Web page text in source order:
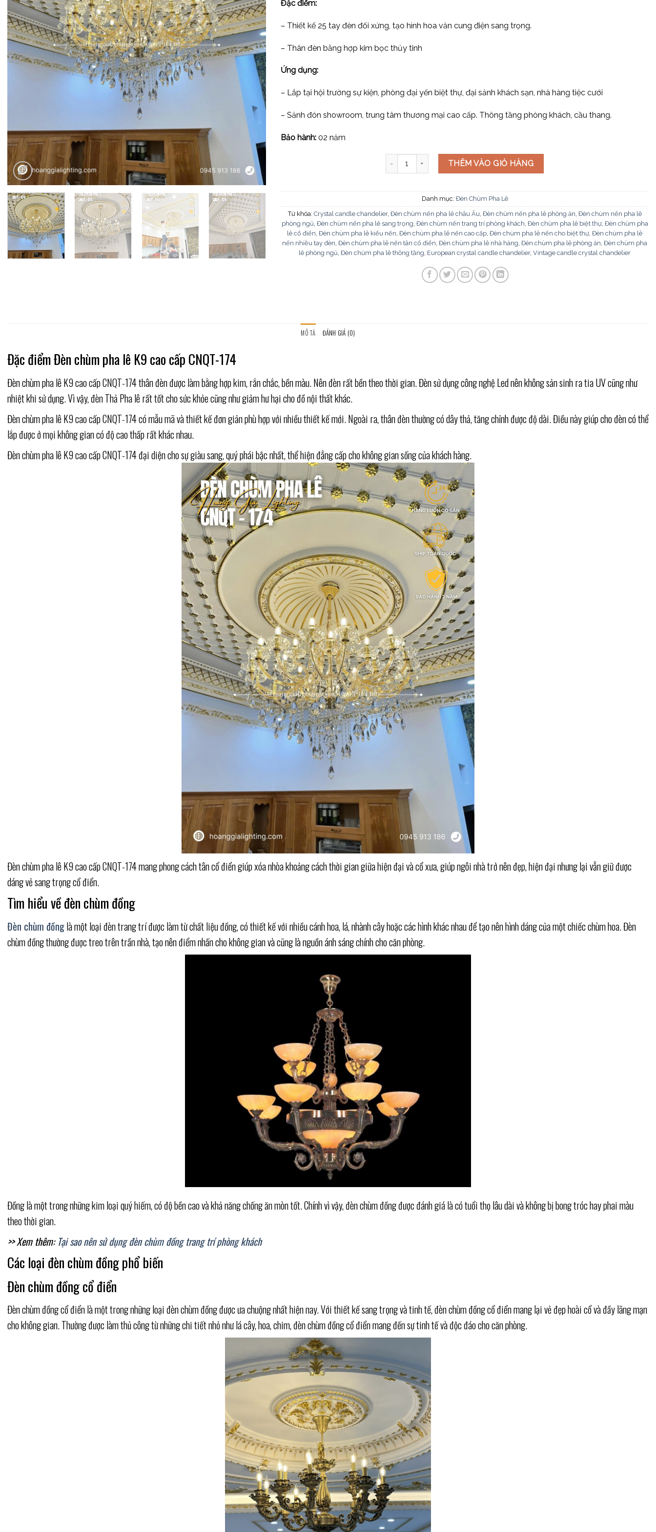
Đặc điểm:
– Thiết kế 25 tay đèn đối xứng, tạo hình hoa văn cung điện sang trọng.
– Thân đèn bằng hợp kim bọc thủy tinh
Ứng dụng:
– Lắp tại hội trường sự kiện, phòng đại yến biệt thự, đại sảnh khách sạn, nhà hàng tiệc cưới
– Sảnh đón showroom, trung tâm thương mại cao cấp. Thông tầng phòng khách, cầu thang.
Bảo hành: 02 năm
Đèn chùm pha lê K9 cao cấp CNQT-174 số lượng
THÊM VÀO GIỎ HÀNG
Danh mục: Đèn Chùm Pha Lê
Từ khóa: Crystal candle chandelier, Đèn chùm nến pha lê châu Âu, Đèn chùm nến pha lê phòng ăn, Đèn chùm nến pha lê
phòng ngủ, Đèn chùm nến pha lê sang trọng, Đèn chùm nến trang trí phòng khách, Đèn chùm pha lê biệt thự, Đèn chùm pha
lê cổ điển, Đèn chùm pha lê kiểu nến, Đèn chùm pha lê nến cao cấp, Đèn chùm pha lê nến cho biệt thự, Đèn chùm pha lê
nến nhiều tay đèn, Đèn chùm pha lê nến tân cổ điển, Đèn chùm pha lê nhà hàng, Đèn chùm pha lê phòng ăn, Đèn chùm pha
lê phòng ngủ, Đèn chùm pha lê thông tầng, European crystal candle chandelier, Vintage candle crystal chandelier
MÔ TẢ ĐÁNH GIÁ (0)
Đặc điểm Đèn chùm pha lê K9 cao cấp CNQT-174
Đèn chùm pha lê K9 cao cấp CNQT-174 thân đèn được làm bằng hợp kim, rắn chắc, bền màu. Nên đèn rất bền theo thời gian. Đèn sử dụng công nghệ Led nên không sản sinh ra tia UV cũng như
nhiệt khi sử dụng. Vì vậy, đèn Thả Pha lê rất tốt cho sức khỏe cũng như giảm hư hại cho đồ nội thất khác.
Đèn chùm pha lê K9 cao cấp CNQT-174 có mẫu mã và thiết kế đơn giản phù hợp với nhiều thiết kế mới. Ngoài ra, thân đèn thường có dây thả, tăng chỉnh được độ dài. Điều này giúp cho đèn có thể
lắp được ở mọi không gian có độ cao thấp rất khác nhau.
Đèn chùm pha lê K9 cao cấp CNQT-174 đại diện cho sự giàu sang, quý phái bậc nhất, thể hiện đẳng cấp cho không gian sống của khách hàng.
Đèn chùm pha lê K9 cao cấp CNQT-174 mang phong cách tân cổ điển giúp xóa nhòa khoảng cách thời gian giữa hiện đại và cổ xưa, giúp ngôi nhà trở nên đẹp, hiện đại nhưng lại vẫn giữ được
dáng vẻ sang trọng cổ điển.
Tìm hiểu về đèn chùm đồng
Đèn chùm đồnglà một loại đèn trang trí được làm từ chất liệu đồng, có thiết kế với nhiều cánh hoa, lá, nhành cây hoặc các hình khác nhau để tạo nên hình dáng của một chiếc chùm hoa. Đèn
chùm đồng thường được treo trên trần nhà, tạo nên điểm nhấn cho không gian và cũng là nguồn ánh sáng chính cho căn phòng.
Đồng là một trong những kim loại quý hiếm, có độ bền cao và khả năng chống ăn mòn tốt. Chính vì vậy, đèn chùm đồng được đánh giá là có tuổi thọ lâu dài và không bị bong tróc hay phai màu
theo thời gian.
>> Xem thêm: Tại sao nên sử dụng đèn chùm đồng trang trí phòng khách
Các loại đèn chùm đồng phổ biến
Đèn chùm đồng cổ điển
Đèn chùm đồng cổ điển là một trong những loại đèn chùm đồng được ưa chuộng nhất hiện nay. Với thiết kế sang trọng và tinh tế, đèn chùm đồng cổ điển mang lại vẻ đẹp hoài cổ và đầy lãng mạn
cho không gian. Thường được làm thủ công từ những chi tiết nhỏ như lá cây, hoa, chim, đèn chùm đồng cổ điển mang đến sự tinh tế và độc đáo cho căn phòng.